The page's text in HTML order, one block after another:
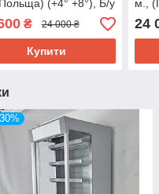
(+4° +8°), Б/у
₴ 24 000 ₴
Купити
м.,
24